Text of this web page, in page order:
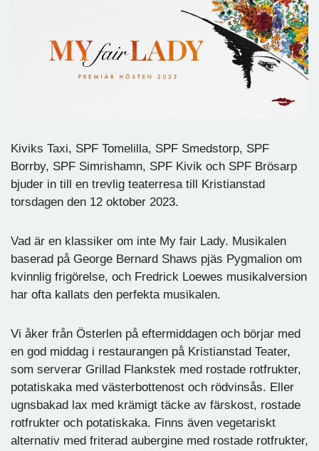
Kiviks Taxi, SPF Tomelilla, SPF Smedstorp, SPF
Borrby, SPF Simrishamn, SPF Kivik och SPF Brösarp
bjuder in till en trevlig teaterresa till Kristianstad
torsdagen den 12 oktober 2023.
Vad är en klassiker om inte My fair Lady. Musikalen
baserad på George Bernard Shaws pjäs Pygmalion om
kvinnlig frigörelse, och Fredrick Loewes musikalversion
har ofta kallats den perfekta musikalen.
Vi åker från Österlen på eftermiddagen och börjar med
en god middag i restaurangen på Kristianstad Teater,
som serverar Grillad Flankstek med rostade rotfrukter,
potatiskaka med västerbottenost och rödvinsås. Eller
ugnsbakad lax med krämigt täcke av färskost, rostade
rotfrukter och potatiskaka. Finns även vegetariskt
alternativ med friterad aubergine med rostade rotfrukter,